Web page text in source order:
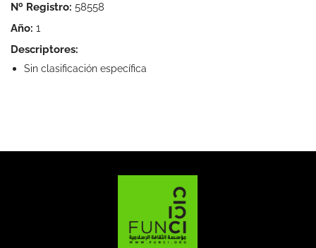
Nº Registro: 58558
Año: 1
Descriptores:
Sin clasificación específica